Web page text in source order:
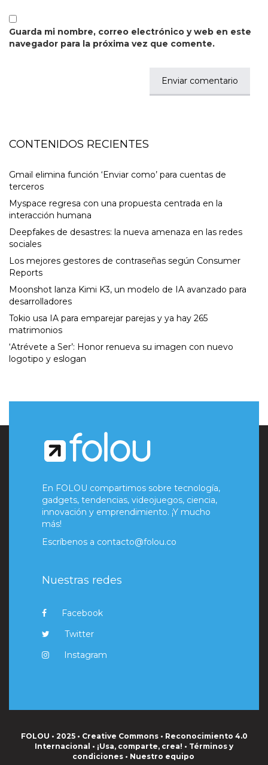
Guarda mi nombre, correo electrónico y web en este
navegador para la próxima vez que comente.
CONTENIDOS RECIENTES
Gmail elimina función ‘Enviar como’ para cuentas de
terceros
Myspace regresa con una propuesta centrada en la
interacción humana
Deepfakes de desastres: la nueva amenaza en las redes
sociales
Los mejores gestores de contraseñas según Consumer
Reports
Moonshot lanza Kimi K3, un modelo de IA avanzado para
desarrolladores
Tokio usa IA para emparejar parejas y ya hay 265
matrimonios
‘Atrévete a Ser’: Honor renueva su imagen con nuevo
logotipo y eslogan
En FOLOU compartimos sobre tecnología,
gadgets, tendencias, videojuegos, ciencia,
innovación y emprendimiento. ¡Y mucho
más!
Escríbenos a contacto@folou.co
Nuestras redes
Facebook
Twitter
Instagram
FOLOU • 2025 • Creative Commons • Reconocimiento 4.0
Internacional • ¡Usa, comparte, crea! • Términos y
condiciones• Nuestro equipo